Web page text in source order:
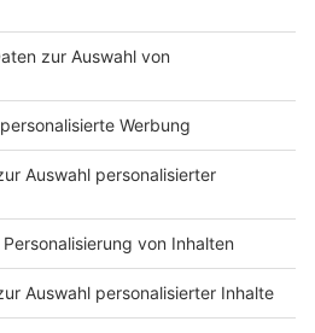
Artikel gemerkt
einem